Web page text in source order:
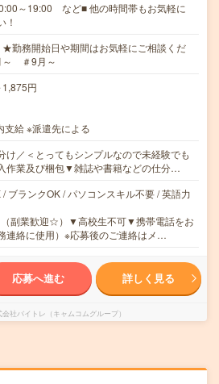
～19:00 など■ 他の時間帯もお気軽に
！
勤務開始日や期間はお気軽にご相談くだ
＃9月～
円
支給 ※派遣先による
け／＜とってもシンプルなので未経験でも
作業及び梱包▼雑誌や書籍などの仕分…
ブランクOK / パソコンスキル不要 / 英語力
副業歓迎☆）▼高校生不可▼携帯電話をお
連絡に使用）※応募後のご連絡はメ…
応募へ進む 詳しく見る
会社バイトレ（キャムコムグループ）